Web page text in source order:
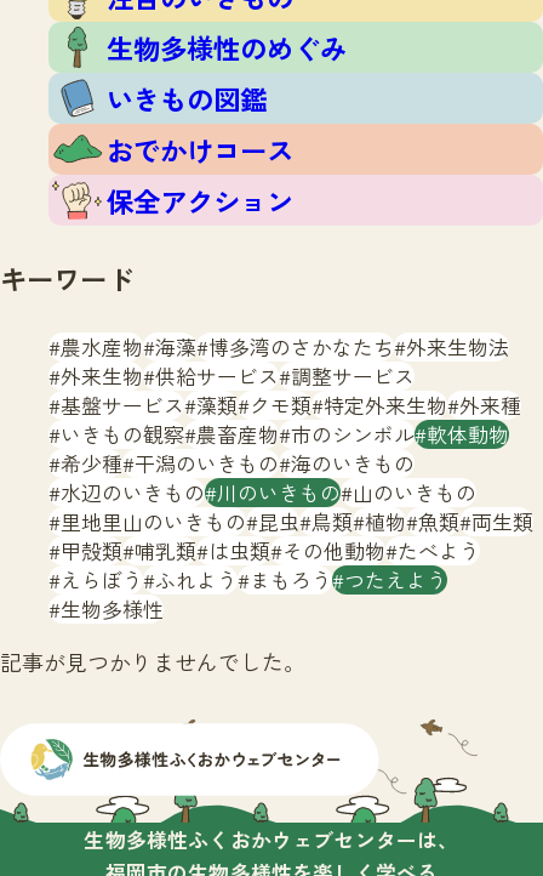
ふくおかいきものマップ
マッチングTOP
掲載申し込みフォーム
サイトマップ
生物多様性のめぐみ
いきもの図鑑
おでかけコース
保全アクション
キーワード
農水産物 海藻 博多湾のさかなたち 外来生物法
外来生物 供給サービス 調整サービス
基盤サービス 藻類 クモ類 特定外来生物 外来種
いきもの観察 農畜産物 市のシンボル 軟体動物
希少種 干潟のいきもの 海のいきもの
水辺のいきもの 川のいきもの 山のいきもの
里地里山のいきもの 昆虫 鳥類 植物 魚類 両生類
甲殻類 哺乳類 は虫類 その他動物 たべよう
えらぼう ふれよう まもろう つたえよう
生物多様性
記事が見つかりませんでした。
生物多様性ふくおかウェブセンターは、